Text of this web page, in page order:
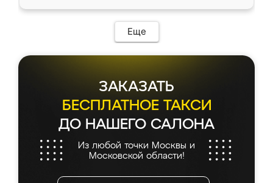
Еще
ЗАКАЗАТЬ
БЕСПЛАТНОЕ ТАКСИ
ДО НАШЕГО САЛОНА
Из любой точки Москвы и
Московской области!